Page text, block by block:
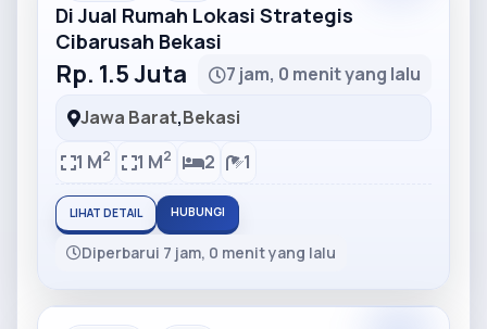
Di Jual Rumah Lokasi Strategis
Cibarusah Bekasi
Rp. 1.5 Juta
7 jam, 0 menit yang lalu
Jawa Barat,Bekasi
1 M2 1 M2 2 1
LIHAT DETAIL HUBUNGI
Diperbarui 7 jam, 0 menit yang lalu